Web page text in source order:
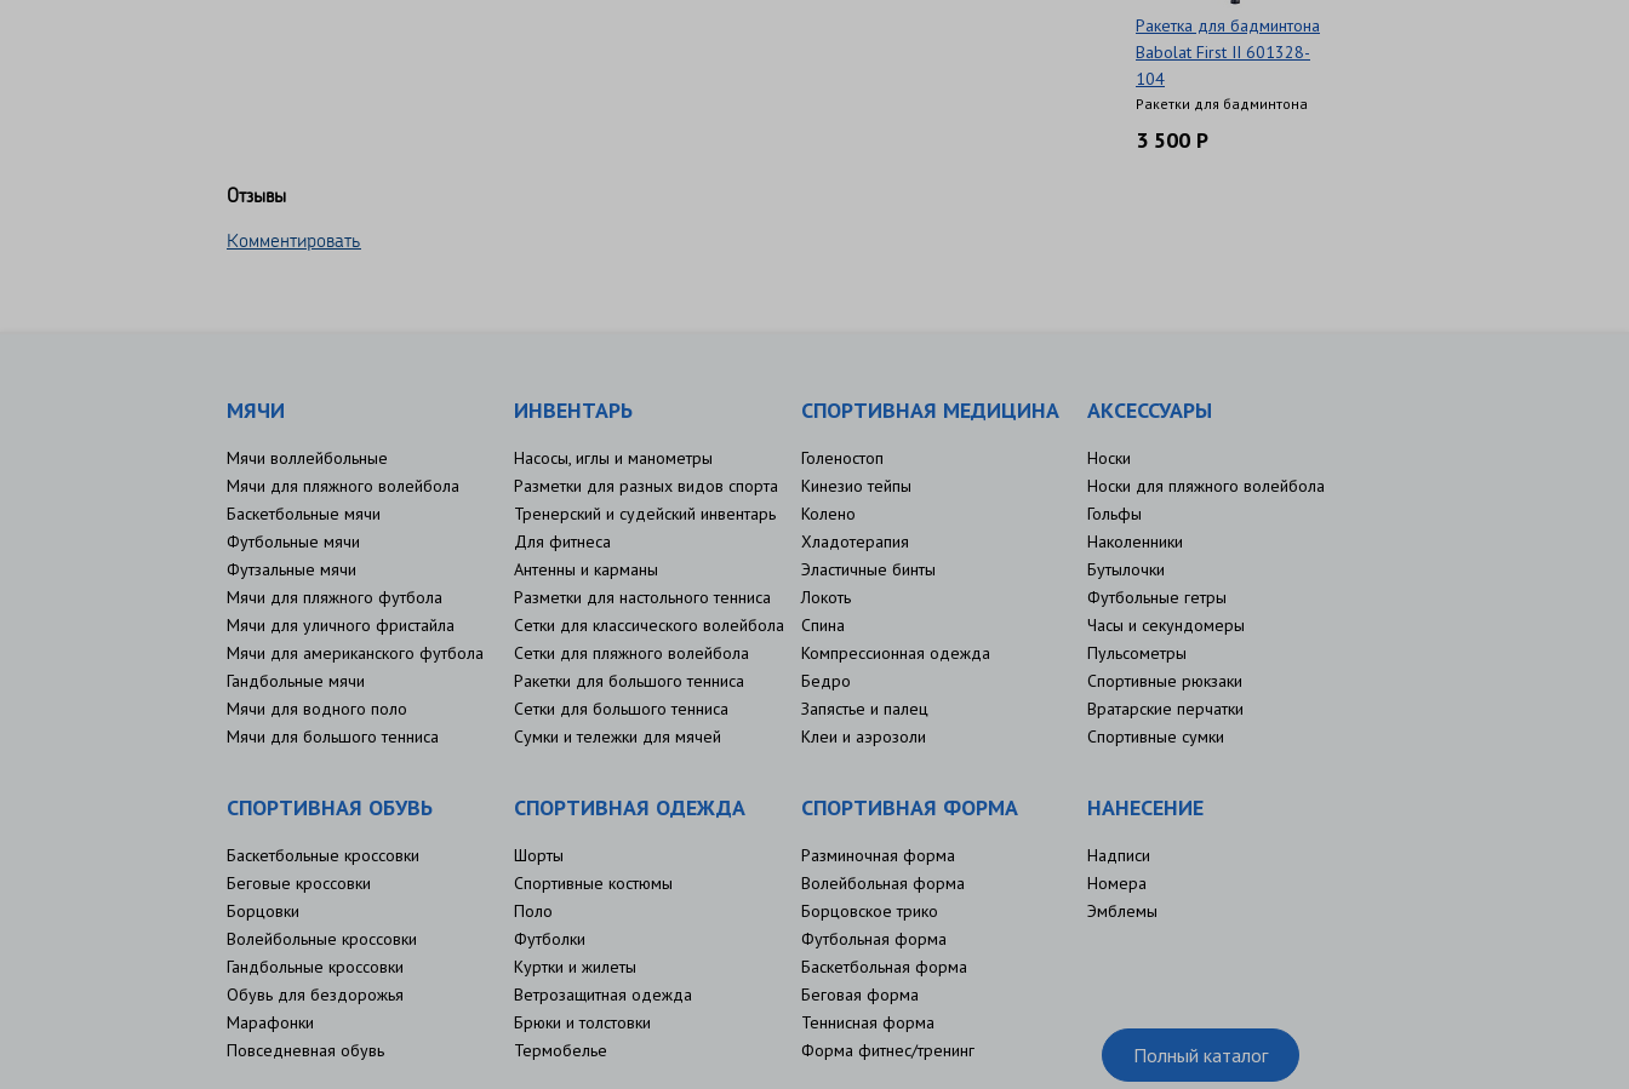
Ракетка для бадминтона
Babolat First II 601328-
104
Ракетки для бадминтона
3 500 Р
Отзывы
Комментировать
МЯЧИ
Мячи воллейбольные
Мячи для пляжного волейбола
Баскетбольные мячи
Футбольные мячи
Футзальные мячи
Мячи для пляжного футбола
Мячи для уличного фристайла
Мячи для американского футбола
Гандбольные мячи
Мячи для водного поло
Мячи для большого тенниса
ИНВЕНТАРЬ
Насосы, иглы и манометры
Разметки для разных видов спорта
Тренерский и судейский инвентарь
Для фитнеса
Антенны и карманы
Разметки для настольного тенниса
Сетки для классического волейбола
Сетки для пляжного волейбола
Ракетки для большого тенниса
Сетки для большого тенниса
Сумки и тележки для мячей
СПОРТИВНАЯ МЕДИЦИНА
Голеностоп
Кинезио тейпы
Колено
Хладотерапия
Эластичные бинты
Локоть
Спина
Компрессионная одежда
Бедро
Запястье и палец
Клеи и аэрозоли
АКСЕССУАРЫ
Носки
Носки для пляжного волейбола
Гольфы
Наколенники
Бутылочки
Футбольные гетры
Часы и секундомеры
Пульсометры
Спортивные рюкзаки
Вратарские перчатки
Спортивные сумки
СПОРТИВНАЯ ОБУВЬ
Баскетбольные кроссовки
Беговые кроссовки
Борцовки
Волейбольные кроссовки
Гандбольные кроссовки
Обувь для бездорожья
Марафонки
Повседневная обувь
СПОРТИВНАЯ ОДЕЖДА
Шорты
Спортивные костюмы
Поло
Футболки
Куртки и жилеты
Ветрозащитная одежда
Брюки и толстовки
Термобелье
СПОРТИВНАЯ ФОРМА
Разминочная форма
Волейбольная форма
Борцовское трико
Футбольная форма
Баскетбольная форма
Беговая форма
Теннисная форма
Форма фитнес/тренинг
НАНЕСЕНИЕ
Надписи
Номера
Эмблемы
Полный каталог